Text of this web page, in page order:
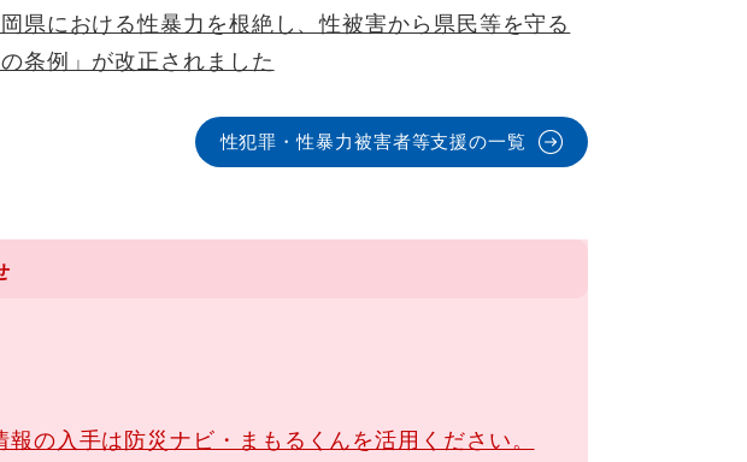
岡県における性暴力を根絶し、性被害から県民等を守る
条例」が改正されました
性犯罪・性暴力被害者等支援の一覧
の入手は防災ナビ・まもるくんを活用ください。